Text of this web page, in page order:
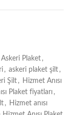
Askeri Plaket ,
, askeri plaket şilt ,
Şilt , Hizmet Anısı
Plaket fiyatları ,
, Hizmet anısı